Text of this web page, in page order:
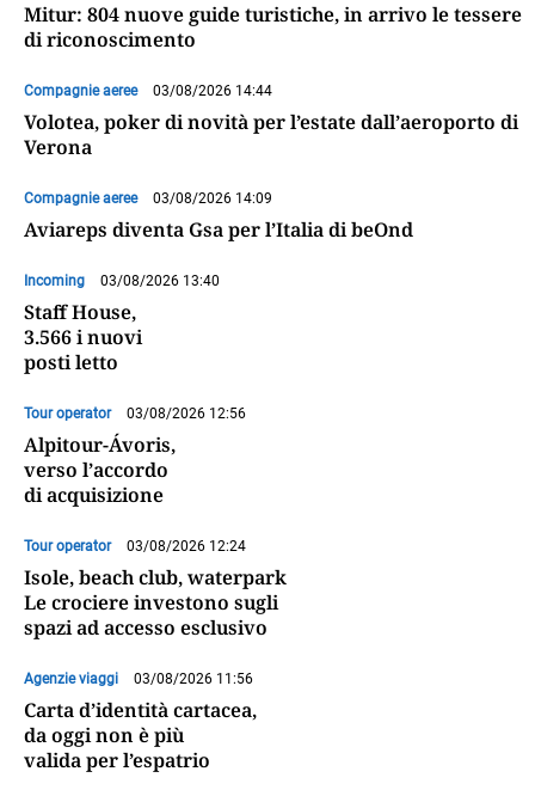
Mitur: 804 nuove guide turistiche, in arrivo le tessere
di riconoscimento
Compagnie aeree 03/08/2026 14:44
Volotea, poker di novità per l’estate dall’aeroporto di
Verona
Compagnie aeree 03/08/2026 14:09
Aviareps diventa Gsa per l’Italia di beOnd
Incoming 03/08/2026 13:40
Staff House,
3.566 i nuovi
posti letto
Tour operator 03/08/2026 12:56
Alpitour-Ávoris,
verso l’accordo
di acquisizione
Tour operator 03/08/2026 12:24
Isole, beach club, waterpark
Le crociere investono sugli
spazi ad accesso esclusivo
Agenzie viaggi 03/08/2026 11:56
Carta d’identità cartacea,
da oggi non è più
valida per l’espatrio